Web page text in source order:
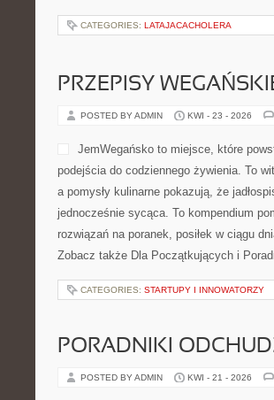
CATEGORIES: LATAJACACHOLERA
PRZEPISY
POSTED BY ADMIN KWI - 23 - 2026
JemWegańsko to miejsce, które
podejścia do codziennego żywienia. To
a pomysły kulinarne pokazują, że
jednocześnie sycąca. To kompendium
rozwiązań na poranek, posiłek w ciągu
Zobacz także Dla Początkujących i
CATEGORIES: STARTUPY I INNOWATORZY
PORADNIKI
POSTED BY ADMIN KWI - 21 - 2026